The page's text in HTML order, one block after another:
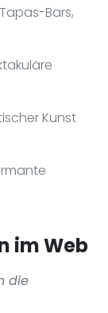
Bars,
Kunst
im Web
die